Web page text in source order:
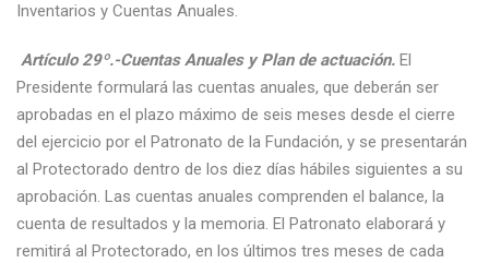
Inventarios y Cuentas Anuales.
Artículo 29º.-Cuentas Anuales y Plan de actuación. El
Presidente formulará las cuentas anuales, que deberán ser
aprobadas en el plazo máximo de seis meses desde el cierre
del ejercicio por el Patronato de la Fundación, y se presentarán
al Protectorado dentro de los diez días hábiles siguientes a su
aprobación. Las cuentas anuales comprenden el balance, la
cuenta de resultados y la memoria. El Patronato elaborará y
remitirá al Protectorado, en los últimos tres meses de cada